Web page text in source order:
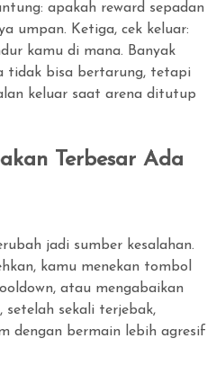
apakah reward sepadan
umpan. Ketiga, cek keluar:
kamu di mana. Banyak
tidak bisa bertarung, tetapi
keluar saat arena ditutup
Terbesar Ada
jadi sumber kesalahan.
kamu menekan tombol
atau mengabaikan
sekali terjebak,
dengan bermain lebih agresif